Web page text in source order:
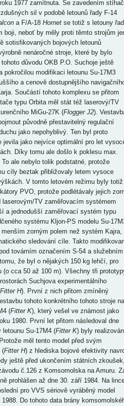
1977 zamítnuta. Se zavedením
sil v podobě letounů řady F-14
a F/A-18 Hornetse totiž s letouny
boji, neboť by měly proti těmto strojům
sotisfikovaných bojových letounů
nenáročné stroje, které by bylo
důvodu OKB P.O. Suchoje ještě
pokročilou modifikaci letounu Su-17M3
a cenově dostupnějšího
Součástí tohoto komplexu se přitom
typu Orbita měl stát též laserový/TV
MiGu-27K (Flogger J2).
původně přestavitelný regulační
jako nepohyblivý. Ten byl proto
jevila jako nejvíce optimální pro let
Díky tomu ale došlo k poklesu max.
ale nebylo tolik podstatné, protože
cíly beztak přibližovaly letem vysoce
V tomto letovém režimu byly totiž
PVO, protože podlétávaly jejich
TV zaměřovacím systémem
a jednodušší zaměřovací systém typu
systému Kljon-PS modelu Su-
zorným polem než systém Kajra,
sledování cíle. Takto
továrním označením S-54 a služebním
že byl o nějakých 150 kg lehčí, pro
cca 50 až 100 m). Všechny tři
Suchjova experimentálního
Fitter H). První z nich přitom zmíněný
tohoto konkrétního tohoto stroje na
(Fitter K), který vešel ve známost jako
1980. První let přitom následoval dne
Su-17M4 (Fitter K) byly
měl tento model před svým
(Fitter H) z hlediska bojové efektivity
ještě před ukončením státních zkoušek,
č.126 z Komsomolska na Amuru.
prohlášen až dne 30. září 1984. Na
pro VVS sériově vyráběný model
Do tohoto data brány